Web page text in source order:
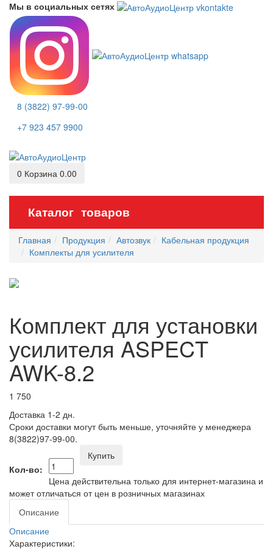
Мы в социальных сетях
8 (3822) 97-99-00
+7 923 457 9900
0 Корзина 0.00
Каталог товаров
Главная Продукция Автозвук
Кабельная продукция
Комплекты для усилителя
Комплект для установки
усилителя ASPECT
AWK-8.2
1 750
Доставка 1-2 дн.
Сроки доставки могут быть меньше, уточняйте у менеджера
8(3822)97-99-00.
Кол-во:
Купить
Цена действительна только для интернет-магазина и
может отличаться от цен в розничных магазинах
Описание
Описание
Характеристики: